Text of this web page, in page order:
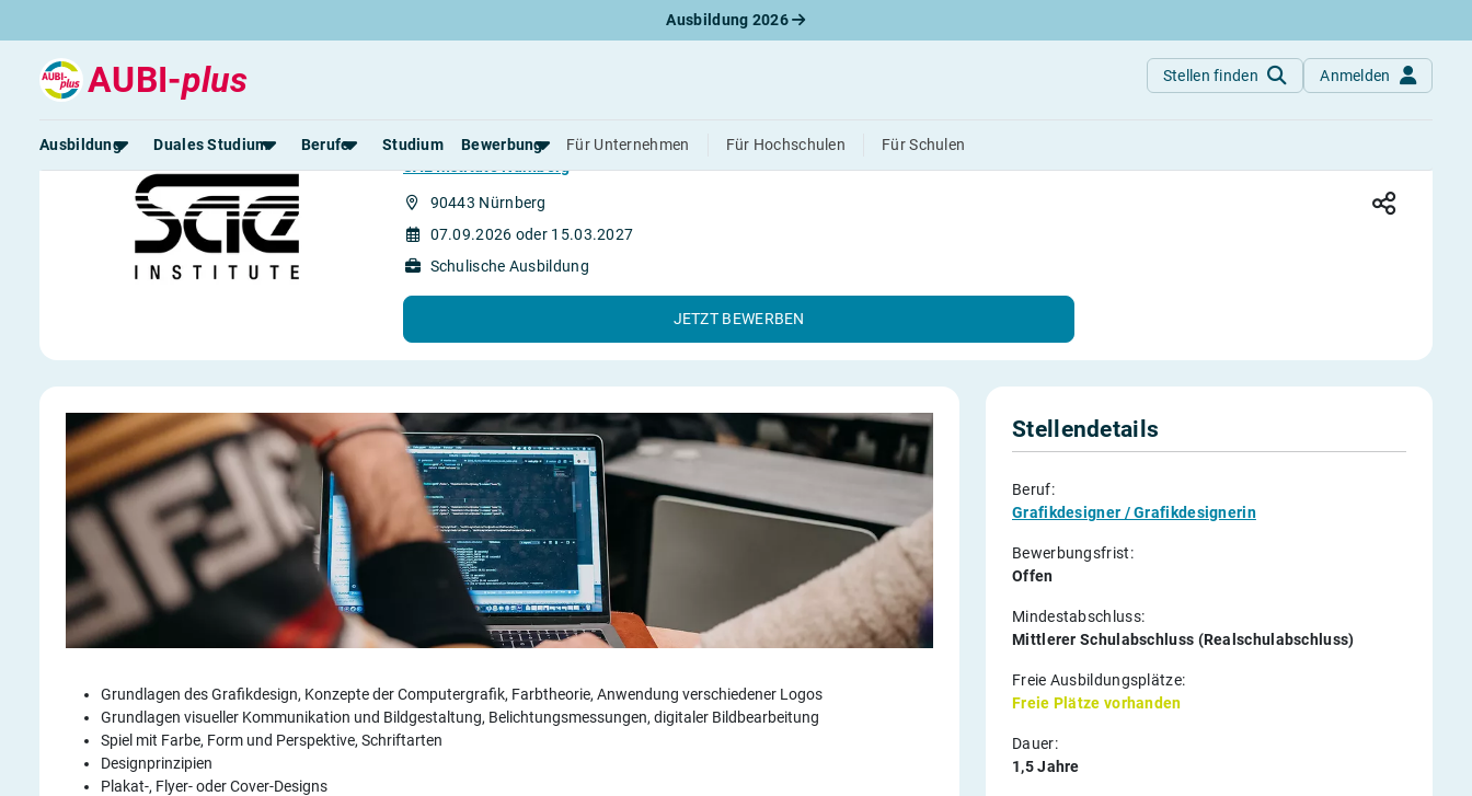
Ausbildung 2026
AUBI-plus Stellen finden Anmelden
Ausbildung
Rund um die Ausbildung
Ausbildungsplätze 2026
Lass dich finden
Duales Studium
Rund um das duale Studium
Duale Studienplätze 2026
Duale Studiengänge von A-Z
Berufe
Rund um Berufe
Gut bezahlte Berufe
Kaufmännische Berufe
Berufe nach Themen
Schülerpraktikum
Berufs-Check starten
Studium Bewerbung
Bewerbungsratgeber
Lebenslauf
Vorlagen
Vorstellungsgespräch
Bewerbungs-Check
Für Unternehmen Für Hochschulen Für Schulen
90443 Nürnberg
07.09.2026 oder 15.03.2027
Schulische Ausbildung
JETZT BEWERBEN
Grundlagen des Grafikdesign, Konzepte der Computergrafik, Farbtheorie, Anwendung verschiedener Logos
Grundlagen visueller Kommunikation und Bildgestaltung, Belichtungsmessungen, digitaler Bildbearbeitung
Spiel mit Farbe, Form und Perspektive, Schriftarten
Designprinzipien
Plakat-, Flyer- oder Cover-Designs
Stellendetails
Beruf:
Grafikdesigner / Grafikdesignerin
Bewerbungsfrist:
Offen
Mindestabschluss:
Mittlerer Schulabschluss (Realschulabschluss)
Freie Ausbildungsplätze:
Freie Plätze vorhanden
Dauer:
1,5 Jahre